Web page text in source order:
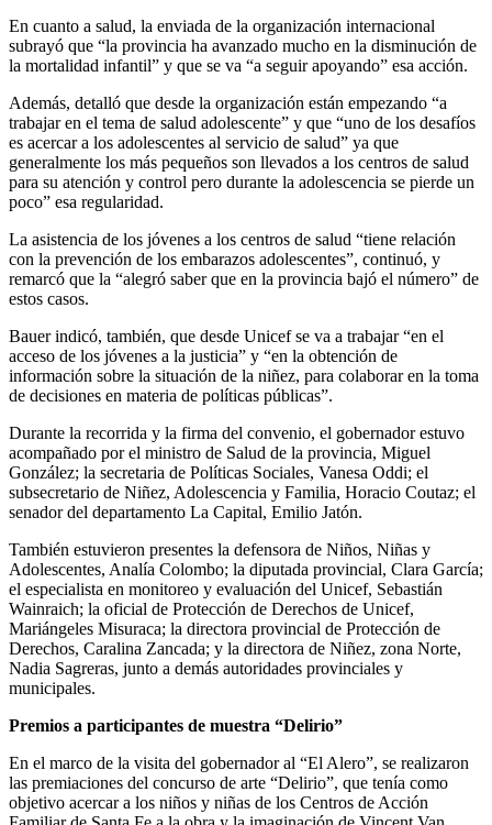
En cuanto a salud, la enviada de la organización internacional
subrayó que “la provincia ha avanzado mucho en la disminución de
la mortalidad infantil” y que se va “a seguir apoyando” esa acción.
Además, detalló que desde la organización están empezando “a
trabajar en el tema de salud adolescente” y que “uno de los desafíos
es acercar a los adolescentes al servicio de salud” ya que
generalmente los más pequeños son llevados a los centros de salud
para su atención y control pero durante la adolescencia se pierde un
poco” esa regularidad.
La asistencia de los jóvenes a los centros de salud “tiene relación
con la prevención de los embarazos adolescentes”, continuó, y
remarcó que la “alegró saber que en la provincia bajó el número” de
estos casos.
Bauer indicó, también, que desde Unicef se va a trabajar “en el
acceso de los jóvenes a la justicia” y “en la obtención de
información sobre la situación de la niñez, para colaborar en la toma
de decisiones en materia de políticas públicas”.
Durante la recorrida y la firma del convenio, el gobernador estuvo
acompañado por el ministro de Salud de la provincia, Miguel
González; la secretaria de Políticas Sociales, Vanesa Oddi; el
subsecretario de Niñez, Adolescencia y Familia, Horacio Coutaz; el
senador del departamento La Capital, Emilio Jatón.
También estuvieron presentes la defensora de Niños, Niñas y
Adolescentes, Analía Colombo; la diputada provincial, Clara García;
el especialista en monitoreo y evaluación del Unicef, Sebastián
Wainraich; la oficial de Protección de Derechos de Unicef,
Mariángeles Misuraca; la directora provincial de Protección de
Derechos, Caralina Zancada; y la directora de Niñez, zona Norte,
Nadia Sagreras, junto a demás autoridades provinciales y
municipales.
Premios a participantes de muestra “Delirio”
En el marco de la visita del gobernador al “El Alero”, se realizaron
las premiaciones del concurso de arte “Delirio”, que tenía como
objetivo acercar a los niños y niñas de los Centros de Acción